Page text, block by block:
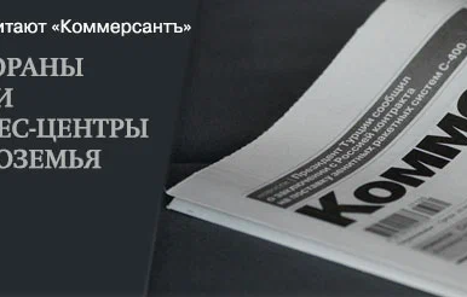
Реклама в «Ъ»